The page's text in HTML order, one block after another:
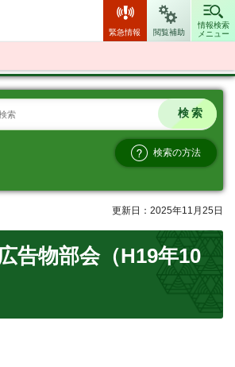
緊急情報 閲覧補助
情報検索
メニュー
検索の方法
更新日：2025年11月25日
告物部会（H19年10